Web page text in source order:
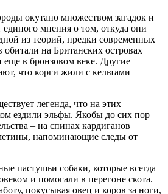
окутано множеством загадок и
мнения о том, откуда они
из теорий, предки современных
обитали на Британских островах
еще в бронзовом веке. Другие
что корги жили с кельтами
легенда, что на этих
ездили эльфы. Якобы до сих пор
– на спинах кардиганов
напоминающие следы от
пастушьи собаки, которые всегда
и помогали в перегоне скота.
покусывая овец и коров за ноги,